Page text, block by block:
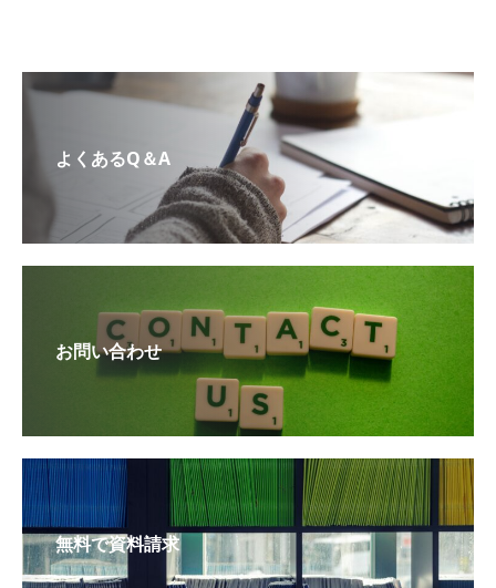
よくあるQ＆A
お問い合わせ
無料で資料請求